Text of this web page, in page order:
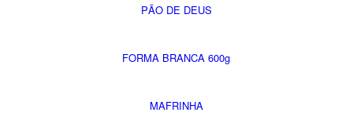
PÃO DE DEUS
FORMA BRANCA 600g
MAFRINHA